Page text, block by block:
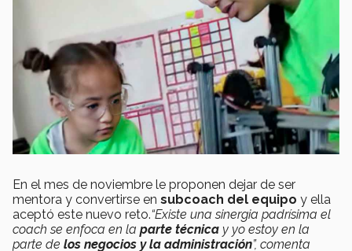
En el mes de noviembre le proponen dejar de ser
mentora y convertirse en subcoach del equipo y ella
aceptó este nuevo reto.“Existe una sinergia padrísima el
coach se enfoca en la parte técnica y yo estoy en la
parte de los negocios y la administración”, comenta